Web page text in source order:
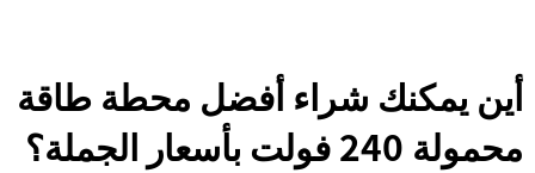
أين يمكنك شراء أفضل محطة طاقة
محمولة 240 فولت بأسعار الجملة؟